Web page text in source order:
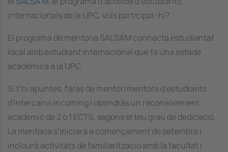
internacionals de la UPC. Vols participar-hi?
El programa de mentoria SALSA'M connecta estudiantat
local amb estudiant internacional que fa una estada
acadèmica a la UPC.
Si t’hi apuntes, faràs de mentor/mentora d’estudiants
d'intercanvi incoming i obtindràs un reconeixement
acadèmic de 2 o 1 ECTS, segons el teu grau de dedicació.
La mentoria s’iniciarà a començament de setembre i
inclourà activitats de familiarització amb la facultat i